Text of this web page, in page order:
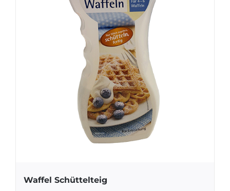
Waffel Schüttelteig